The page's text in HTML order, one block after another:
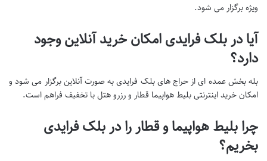
ویژه برگزار می شود.
آیا در بلک فرایدی امکان خرید آنلاین وجود
دارد؟
بله بخش عمده ای از حراج های بلک فرایدی به صورت آنلاین برگزار می شود و
امکان خرید اینترنتی بلیط هواپیما قطار و رزرو هتل با تخفیف فراهم است.
چرا بلیط هواپیما و قطار را در بلک فرایدی
بخریم؟